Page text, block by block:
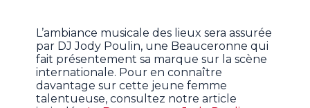
L’ambiance musicale des lieux sera assurée
par DJ Jody Poulin, une Beauceronne qui
fait présentement sa marque sur la scène
internationale. Pour en connaître
davantage sur cette jeune femme
talentueuse, consultez notre article